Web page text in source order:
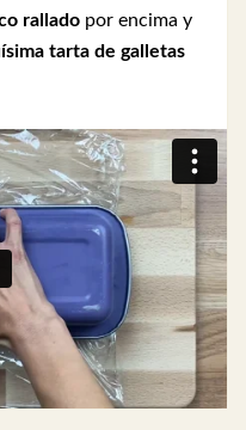
rallado por encima y
tarta de galletas